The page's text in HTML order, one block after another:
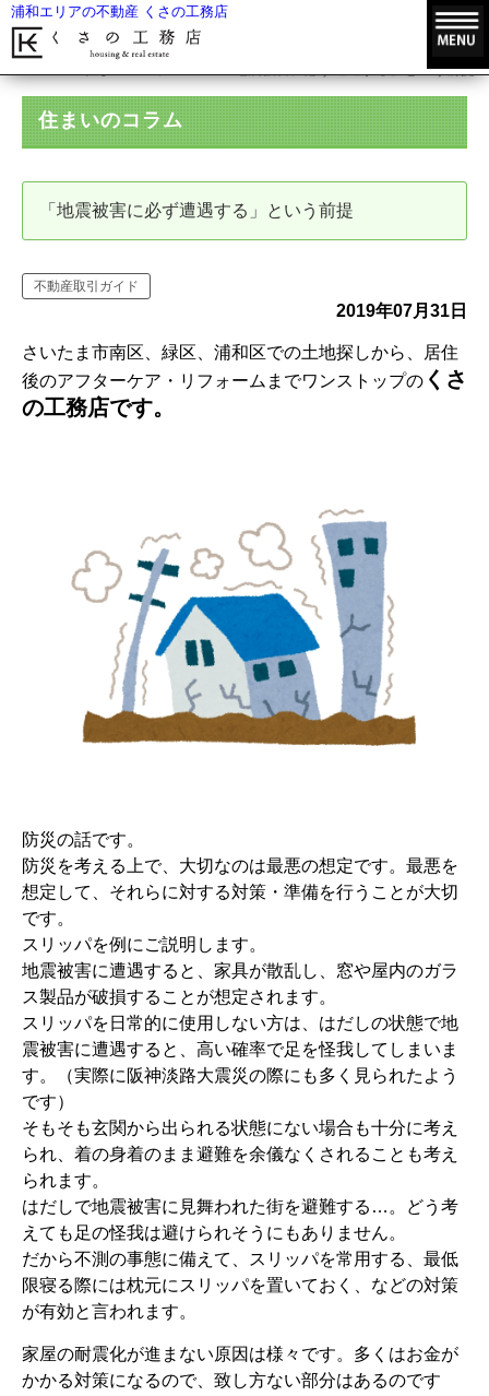
浦和エリアの不動産 くさの工務店
「地震被害に必ず遭遇する」という前提
住まいのコラム
「地震被害に必ず遭遇する」という前提
不動産取引ガイド
2019年07月31日
さいたま市南区、緑区、浦和区での土地探しから、居住
後のアフターケア・リフォームまでワンストップの くさ
の工務店です。
防災の話です。
防災を考える上で、大切なのは最悪の想定です。最悪を
想定して、それらに対する対策・準備を行うことが大切
です。
スリッパを例にご説明します。
地震被害に遭遇すると、家具が散乱し、窓や屋内のガラ
ス製品が破損することが想定されます。
スリッパを日常的に使用しない方は、はだしの状態で地
震被害に遭遇すると、高い確率で足を怪我してしまいま
す。（実際に阪神淡路大震災の際にも多く見られたよう
です）
そもそも玄関から出られる状態にない場合も十分に考え
られ、着の身着のまま避難を余儀なくされることも考え
られます。
はだしで地震被害に見舞われた街を避難する…。どう考
えても足の怪我は避けられそうにもありません。
だから不測の事態に備えて、スリッパを常用する、最低
限寝る際には枕元にスリッパを置いておく、などの対策
が有効と言われます。
家屋の耐震化が進まない原因は様々です。多くはお金が
かかる対策になるので、致し方ない部分はあるのです